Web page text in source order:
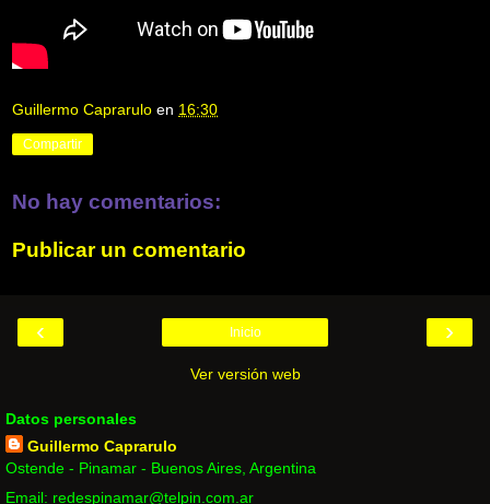
Guillermo Caprarulo en 16:30
Compartir
No hay comentarios:
Publicar un comentario
‹ ›
Inicio
Ver versión web
Datos personales
Guillermo Caprarulo
Ostende - Pinamar - Buenos Aires, Argentina
Email: redespinamar@telpin.com.ar